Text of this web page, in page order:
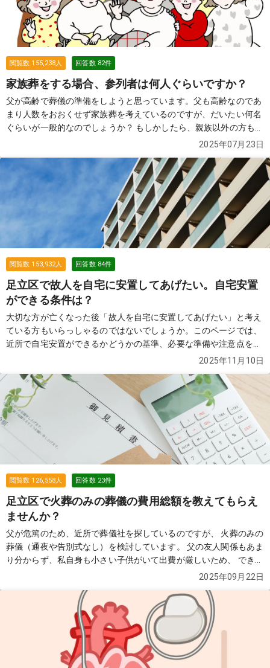
閲覧数 155,238人 回答数 82件
家族葬をする場合、参列者は何人ぐらいですか？
父が高齢で葬儀の準備をしようと思っています。父も高齢なのであ
まり人数をおおくせず家族葬を考えているのですが、だいたい何名
ぐらいが一般的なのでしょうか？ もしかしたら、親族以外の方も参
列する可能性があります。 その場合は、お断りした方がよろしいで
2025年07月23日
閲覧数 153,932人 回答数 84件
足立区で故人を自宅に安置してあげたい。自宅安置
ができる条件は？
大切な方が亡くなった後「故人を自宅に安置してあげたい」と考え
ている方もいらっしゃるのではないでしょうか。このページでは、
近所で自宅安置ができるかどうかの基準、必要な準備や注意点を解
2025年11月10日
閲覧数 126,558人 回答数 23件
足立区で火葬のみの葬儀の費用総額を教えてもらえ
ませんか？
父が危篤のため、近所で葬儀社を探しているのですが、 火葬のみの
葬儀（通夜や告別式なし）を検討しています。 父の友人関係もあま
り分からず、私自身も小さい子供がいて出費が厳しいため、 できる
が、 実際には総額で35万円ほどになりました。 担当者に確認した
ところ、火葬場の料金やその他の費用は別途必要になるとのこと
で、 結局は思っていたよりも高額になってしまい、正直納得がいっ
たが、 最終的にかかる総額を含め、できるだけ安く対応してくれる
2025年09月22日